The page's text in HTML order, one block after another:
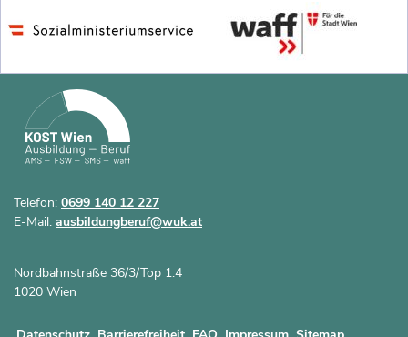
Nordbahnstraße 36/3/Top 1.4
1020 Wien
Telefon: 0699 140 12 227
E-Mail: ausbildungberuf@wuk.at